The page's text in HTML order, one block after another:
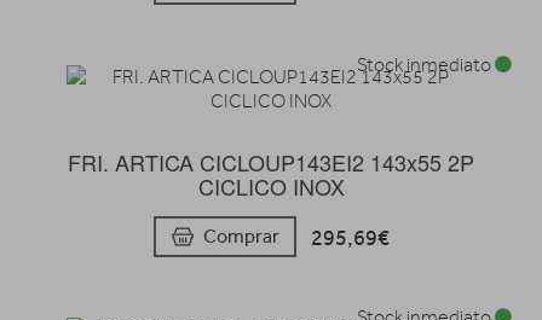
FRI. ARTICA CICLOUP143EI2 143x55 2P
CICLICO INOX
Comprar 295,69€
Stock inmediato